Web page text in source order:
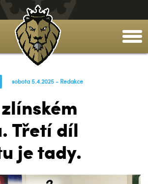
sobota 5.4.2025 - Redakce
Třetí díl
je tady.